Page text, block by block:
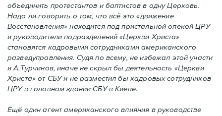
объединить протестантов и баптистов в одну Церковь.
Надо ли говорить о том, что всё это «движение
Восстановления» находится под пристальной опекой ЦРУ
и руководители подразделений «Церкви Христа»
становятся кадровыми сотрудниками американского
разведуправления. Судя по всему, не избежал этой участи
и А.Турчинов, иначе не скрыл бы деятельность «Церкви
Христа» от СБУ и не разместил бы кадровых сотрудников
ЦРУ в головном здании СБУ в Киеве.
Ещё один агент американского влияния в руководстве